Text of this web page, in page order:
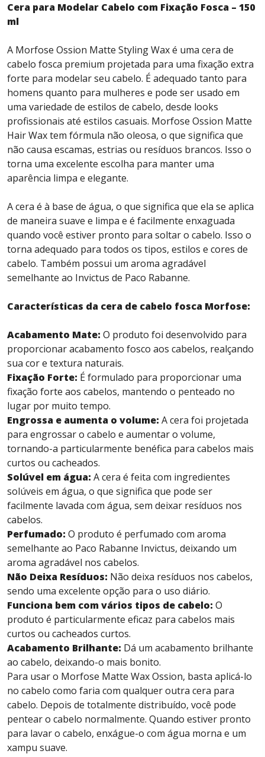
Cera para Modelar Cabelo com Fixação Fosca – 150
ml
A Morfose Ossion Matte Styling Wax é uma cera de
cabelo fosca premium projetada para uma fixação extra
forte para modelar seu cabelo. É adequado tanto para
homens quanto para mulheres e pode ser usado em
uma variedade de estilos de cabelo, desde looks
profissionais até estilos casuais. Morfose Ossion Matte
Hair Wax tem fórmula não oleosa, o que significa que
não causa escamas, estrias ou resíduos brancos. Isso o
torna uma excelente escolha para manter uma
aparência limpa e elegante.
A cera é à base de água, o que significa que ela se aplica
de maneira suave e limpa e é facilmente enxaguada
quando você estiver pronto para soltar o cabelo. Isso o
torna adequado para todos os tipos, estilos e cores de
cabelo. Também possui um aroma agradável
semelhante ao Invictus de Paco Rabanne.
Características da cera de cabelo fosca Morfose:
Acabamento Mate: O produto foi desenvolvido para
proporcionar acabamento fosco aos cabelos, realçando
sua cor e textura naturais.
Fixação Forte: É formulado para proporcionar uma
fixação forte aos cabelos, mantendo o penteado no
lugar por muito tempo.
Engrossa e aumenta o volume: A cera foi projetada
para engrossar o cabelo e aumentar o volume,
tornando-a particularmente benéfica para cabelos mais
curtos ou cacheados.
Solúvel em água: A cera é feita com ingredientes
solúveis em água, o que significa que pode ser
facilmente lavada com água, sem deixar resíduos nos
cabelos.
Perfumado: O produto é perfumado com aroma
semelhante ao Paco Rabanne Invictus, deixando um
aroma agradável nos cabelos.
Não Deixa Resíduos: Não deixa resíduos nos cabelos,
sendo uma excelente opção para o uso diário.
Funciona bem com vários tipos de cabelo: O
produto é particularmente eficaz para cabelos mais
curtos ou cacheados curtos.
Acabamento Brilhante: Dá um acabamento brilhante
ao cabelo, deixando-o mais bonito.
Para usar o Morfose Matte Wax Ossion, basta aplicá-lo
no cabelo como faria com qualquer outra cera para
cabelo. Depois de totalmente distribuído, você pode
pentear o cabelo normalmente. Quando estiver pronto
para lavar o cabelo, enxágue-o com água morna e um
xampu suave.